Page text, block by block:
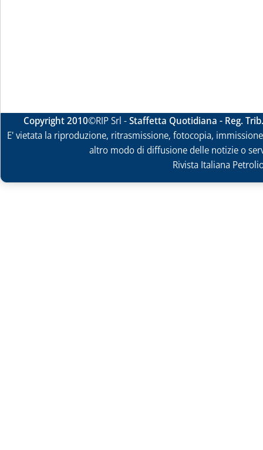
Copyright 2010©RIP Srl -Staffetta Quotidiana - Reg.
E' vietata la riproduzione, ritrasmissione, fotocopia,
altro modo di diffusione delle notizie o
Rivista Italiana